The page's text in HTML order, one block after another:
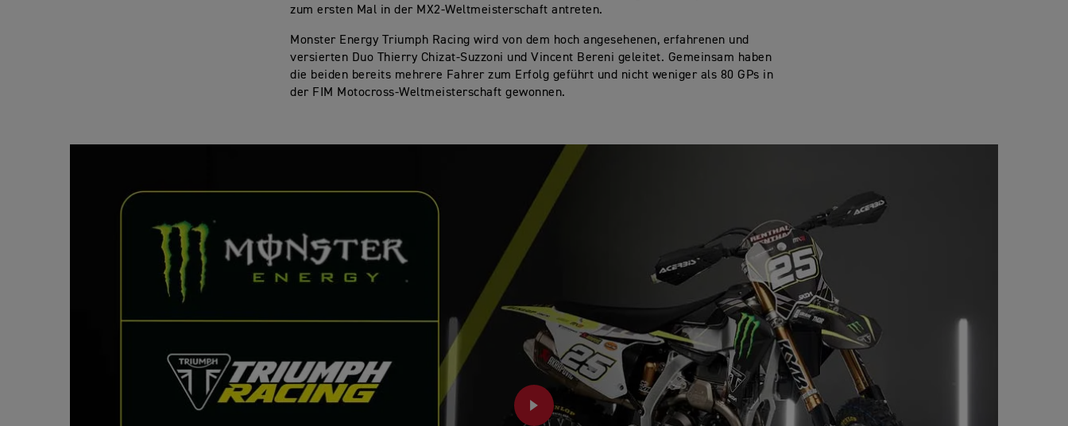
zum ersten Mal in der MX2-Weltmeisterschaft antreten.
Monster Energy Triumph Racing wird von dem hoch angesehenen, erfahrenen und
versierten Duo Thierry Chizat-Suzzoni und Vincent Bereni geleitet. Gemeinsam haben
die beiden bereits mehrere Fahrer zum Erfolg geführt und nicht weniger als 80 GPs in
der FIM Motocross-Weltmeisterschaft gewonnen.
PLAY